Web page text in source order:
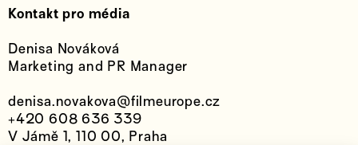
Kontakt pro média
Denisa Nováková
Marketing and PR Manager
denisa.novakova@filmeurope.cz
+420 608 636 339
V Jámě 1, 110 00, Praha